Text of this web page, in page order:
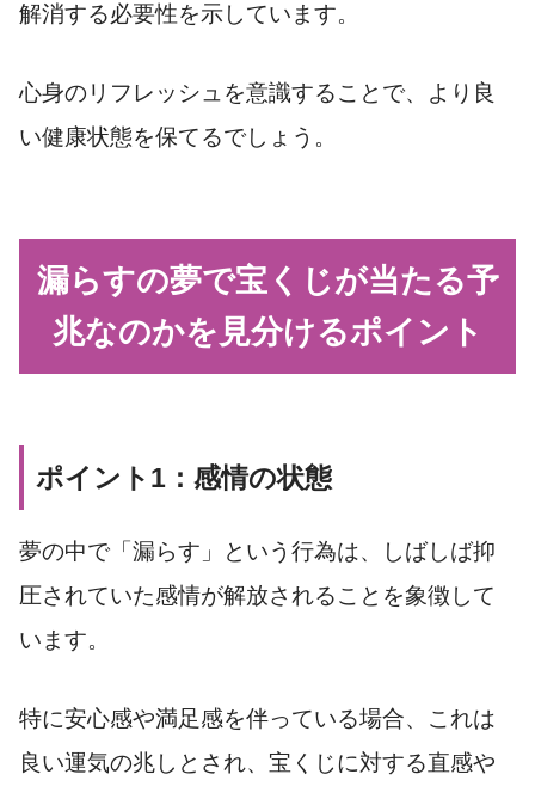
解消する必要性を示しています。
心身のリフレッシュを意識することで、より良
い健康状態を保てるでしょう。
漏らすの夢で宝くじが当たる予
兆なのかを見分けるポイント
ポイント1：感情の状態
夢の中で「漏らす」という行為は、しばしば抑
圧されていた感情が解放されることを象徴して
います。
特に安心感や満足感を伴っている場合、これは
良い運気の兆しとされ、宝くじに対する直感や